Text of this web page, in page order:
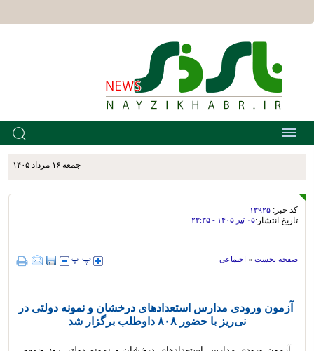
جمعه ۱۶ مرداد ۱۴۰۵
کد خبر: ۱۳۹۲۵
تاریخ انتشار:۰۵ تير ۱۴۰۵ - ۲۳:۳۵
صفحه نخست » اجتماعی
آزمون ورودی مدارس استعدادهای درخشان و نمونه دولتی در
نی‌ریز با حضور ۸۰۸ داوطلب برگزار شد